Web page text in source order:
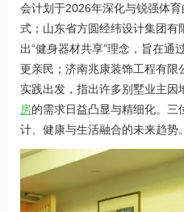
会计划于2026年深化与锐强体
式；山东省方圆经纬设计集团有
出“健身器材共享”理念，旨在通
更亲民；济南兆康装饰工程有
实践出发，指出许多别墅业主因
房的需求日益凸显与精细化。
计、健康与生活融合的未来趋势。